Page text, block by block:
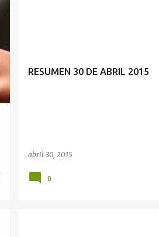
RESUMEN 30 DE ABRIL 2015
abril 30, 2015
0